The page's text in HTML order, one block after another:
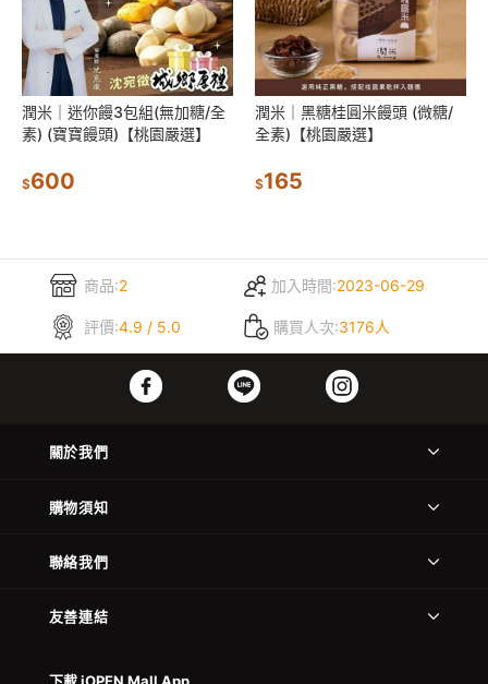
潤米｜迷你饅3包組(無加糖/全
素) (寶寶饅頭)【桃園嚴選】
$600
潤米｜黑糖桂圓米饅頭 (微糖/
全素)【桃園嚴選】
$165
商品:2 加入時間:2023-06-29
評價:4.9 / 5.0 購買人次:3176人
關於我們
購物須知
聯絡我們
友善連結
下載 iOPEN Mall App